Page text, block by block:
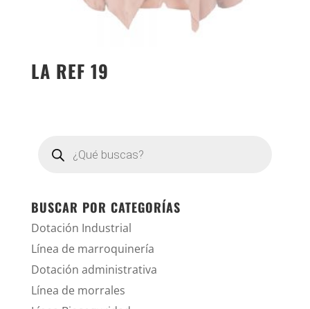
LA REF 19
productos
BUSCAR POR CATEGORÍAS
Dotación Industrial
Línea de marroquinería
Dotación administrativa
Línea de morrales